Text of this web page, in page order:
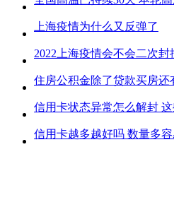
上海疫情为什么又反弹了
2022上海疫情会不会二次封
住房公积金除了贷款买房还
信用卡状态异常怎么解封
信用卡越多越好吗 数量多